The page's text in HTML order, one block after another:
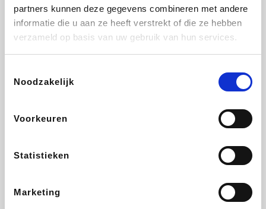
partners kunnen deze gegevens combineren met andere
informatie die u aan ze heeft verstrekt of die ze hebben
verzameld op basis van uw gebruik van hun services.
Noodzakelijk
Voorkeuren
Statistieken
Marketing
DectDirect
Brussels Airlines
EuroGifts Get Your Guide